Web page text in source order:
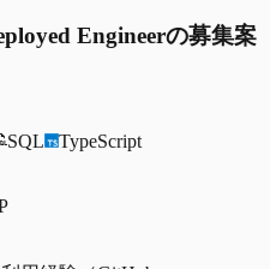
Engineerの募集案
SQL TypeScript